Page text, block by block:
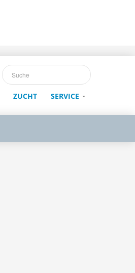
ZUCHT SERVICE